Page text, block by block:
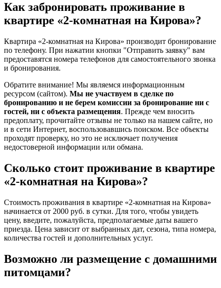
Как забронировать проживание в
квартире «2-комнатная на Кирова»?
Квартира «2-комнатная на Кирова» производит бронирование
по телефону. При нажатии кнопки "Отправить заявку" вам
предоставятся номера телефонов для самостоятельного звонка
и бронирования.
Обратите внимание! Мы являемся информационным
ресурсом (сайтом). Мы не участвуем в сделке по
бронированию и не берем комиссии за бронирование ни с
гостей, ни с объекта размещения. Прежде чем вносить
предоплату, прочитайте отзывы не только на нашем сайте, но
и в сети Интернет, воспользовавшись поиском. Все объекты
проходят проверку, но это не исключает получения
недостоверной информации или обмана.
Сколько стоит проживание в квартире
«2-комнатная на Кирова»?
Стоимость проживания в квартире «2-комнатная на Кирова»
начинается от 2000 руб. в сутки. Для того, чтобы увидеть
цену, введите, пожалуйста, предполагаемые даты вашего
приезда. Цена зависит от выбранных дат, сезона, типа номера,
количества гостей и дополнительных услуг.
Возможно ли размещение с домашними
питомцами?